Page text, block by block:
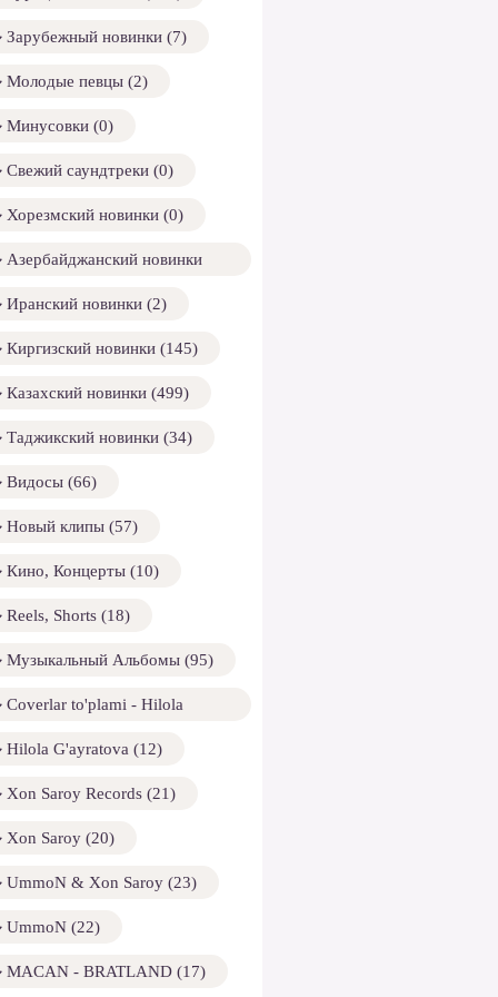
Зарубежный новинки (7)
Молодые певцы (2)
Минусовки (0)
Свежий саундтреки (0)
Хорезмский новинки (0)
Азербайджанский новинки
Иранский новинки (2)
Киргизский новинки (145)
Казахский новинки (499)
Таджикский новинки (34)
Видосы (66)
Новый клипы (57)
Кино, Концерты (10)
Reels, Shorts (18)
Музыкальный Альбомы (95)
Coverlar to'plami - Hilola
Hilola G'ayratova (12)
Xon Saroy Records (21)
Xon Saroy (20)
UmmoN & Xon Saroy (23)
UmmoN (22)
MACAN - BRATLAND (17)